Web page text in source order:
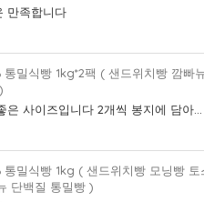
만족합니다
통밀식빵 1kg*2팩 ( 샌드위치빵 깜
사이즈입니다 2개씩 봉지에 담아...
통밀식빵 1kg ( 샌드위치빵 모닝빵
단백질 통밀빵 )